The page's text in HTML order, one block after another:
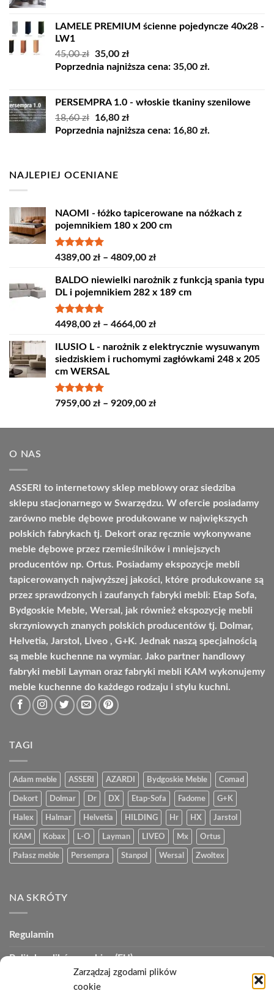
Zarządzaj zgodami plików
cookie
LAMELE PREMIUM ścienne pojedyncze 40x28 -
LW1
45,00zł Pierwotna
cena
35,00 złAktualna
cena
Poprzednia najniższa cena: 35,00 zł.
PERSEMPRA 1.0 - włoskie tkaniny szenilowe
18,60zł
Pierwotna
cena
16,80 złAktualna
cena
Poprzednia najniższa cena: 16,80 zł.
NAJLEPIEJ OCENIANE
NAOMI - łóżko tapicerowane na nóżkach z
pojemnikiem 180 x 200 cm
Oceniono
4389,00 zł – 4809,00 złZakres
od
4389,00 zł
4809,00 zł
BALDO niewielki narożnik z funkcją spania typu
DL i pojemnikiem 282 x 189 cm
Oceniono
4498,00 zł – 4664,00 złZakres
od
4498,00 zł
ILUSIO L - narożnik z elektrycznie wysuwanym
siedziskiem i ruchomymi zagłówkami 248 x 205
cm WERSAL
Oceniono
7959,00 zł – 9209,00 złZakres
od
O NAS
ASSERI to internetowy sklep meblowy oraz siedziba
sklepu stacjonarnego w Swarzędzu. W ofercie posiadamy
zarówno meble dębowe produkowane w największych
polskich fabrykach tj. Dekort oraz ręcznie wykonywane
meble dębowe przez rzemieślników i mniejszych
producentów np. Ortus. Posiadamy ekspozycje mebli
tapicerowanych najwyższej jakości, które produkowane są
przez sprawdzonych i zaufanych fabryki mebli: Etap Sofa,
Bydgoskie Meble, Wersal, jak również ekspozycję mebli
skrzyniowych znanych polskich producentów tj. Dolmar,
Helvetia, Jarstol, Liveo , G+K. Jednak naszą specjalnością
są meble kuchenne na wymiar. Jako partner handlowy
fabryki mebli Layman oraz fabryki mebli KAM wykonujemy
meble kuchenne do każdego rodzaju i stylu kuchni.
TAGI
Adam meble ASSERI AZARDI Bydgoskie Meble Comad
Dekort Dolmar Dr DX Etap-Sofa Fadome G+K
Halex Halmar Helvetia HILDING Hr HX Jarstol
KAM Kobax L-O Layman LIVEO Mx Ortus
Pałasz meble Persempra Stanpol Wersal Zwoltex
NA SKRÓTY
Regulamin
Polityka plików cookies (EU)
Polityka prywatności